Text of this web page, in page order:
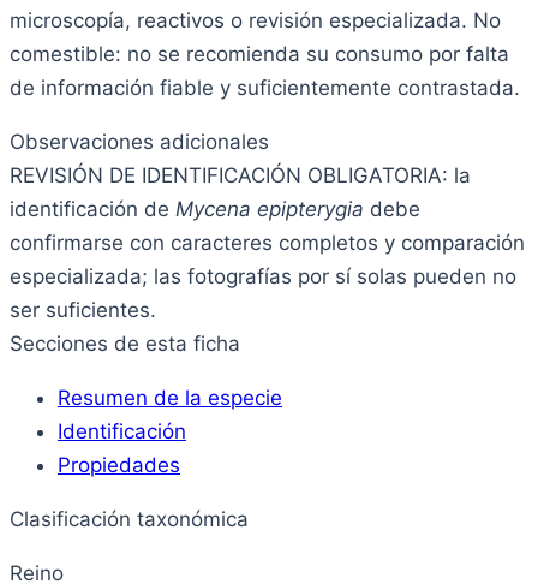
microscopía, reactivos o revisión especializada. No
comestible: no se recomienda su consumo por falta
de información fiable y suficientemente contrastada.
Observaciones adicionales
REVISIÓN DE IDENTIFICACIÓN OBLIGATORIA: la
identificación de Mycena epipterygia debe
confirmarse con caracteres completos y comparación
especializada; las fotografías por sí solas pueden no
ser suficientes.
Secciones de esta ficha
Resumen de la especie
Identificación
Propiedades
Clasificación taxonómica
Reino